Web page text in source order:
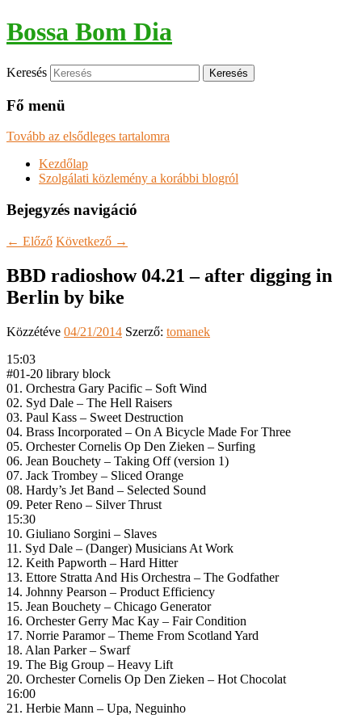
Bossa Bom Dia
Keresés
Fő menü
Tovább az elsődleges tartalomra
Kezdőlap
Szolgálati közlemény a korábbi blogról
Bejegyzés navigáció
← Előző Következő →
BBD radioshow 04.21 – after digging in
Berlin by bike
Közzétéve 04/21/2014 Szerző: tomanek
15:03
#01-20 library block
01. Orchestra Gary Pacific – Soft Wind
02. Syd Dale – The Hell Raisers
03. Paul Kass – Sweet Destruction
04. Brass Incorporated – On A Bicycle Made For Three
05. Orchester Cornelis Op Den Zieken – Surfing
06. Jean Bouchety – Taking Off (version 1)
07. Jack Trombey – Sliced Orange
08. Hardy’s Jet Band – Selected Sound
09. Peter Reno – Silver Thrust
15:30
10. Giuliano Sorgini – Slaves
11. Syd Dale – (Danger) Musicians At Work
12. Keith Papworth – Hard Hitter
13. Ettore Stratta And His Orchestra – The Godfather
14. Johnny Pearson – Product Efficiency
15. Jean Bouchety – Chicago Generator
16. Orchester Gerry Mac Kay – Fair Condition
17. Norrie Paramor – Theme From Scotland Yard
18. Alan Parker – Swarf
19. The Big Group – Heavy Lift
20. Orchester Cornelis Op Den Zieken – Hot Chocolat
16:00
21. Herbie Mann – Upa, Neguinho